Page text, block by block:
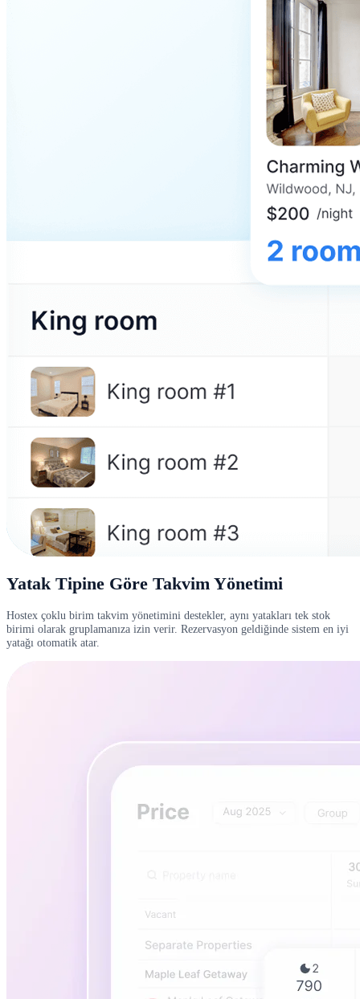
Yatak Tipine Göre Takvim Yönetimi
Hostex çoklu birim takvim yönetimini destekler, aynı yatakları tek stok
birimi olarak gruplamanıza izin verir. Rezervasyon geldiğinde sistem en iyi
yatağı otomatik atar.